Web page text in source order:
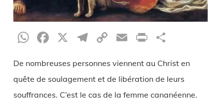
WhatsApp
Facebook
X Telegram
CopyEmailPrint
De nombreuses personnes viennent au Christ en
quête de soulagement et de libération de leurs
souffrances. C’est le cas de la femme cananéenne.